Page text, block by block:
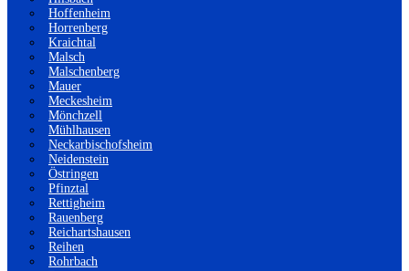
Hoffenheim
Horrenberg
Kraichtal
Malsch
Malschenberg
Mauer
Meckesheim
Mönchzell
Mühlhausen
Neckarbischofsheim
Neidenstein
Östringen
Pfinztal
Rettigheim
Rauenberg
Reichartshausen
Reihen
Rohrbach